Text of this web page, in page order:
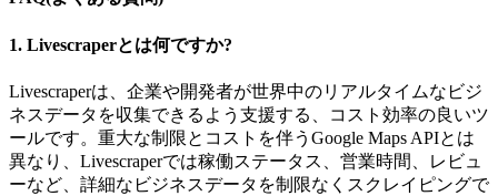
1. Livescraperとは何ですか?
Livescraperは、企業や開発者が世界中のリアルタイムなビジ
ネスデータを収集できるよう支援する、コスト効率の良いツ
ールです。重大な制限とコストを伴うGoogle Maps APIとは
異なり、Livescraperでは稼働ステータス、営業時間、レビュ
ーなど、詳細なビジネスデータを制限なくスクレイピングで